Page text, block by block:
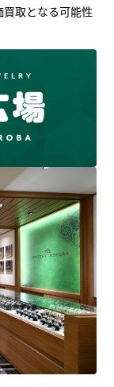
取となる可能性